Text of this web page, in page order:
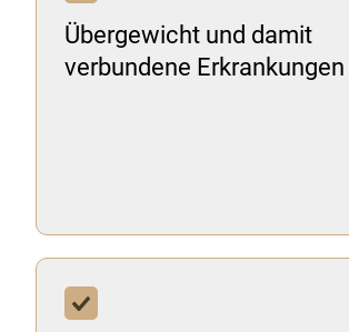
Übergewicht und damit
verbundene Erkrankungen